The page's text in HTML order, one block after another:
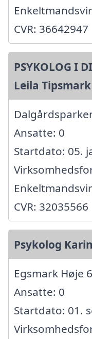
CVR: 36642947
PSYKOLOG I
Leila Tipsmark
Ansatte: 0
Startdato: 05.
CVR: 32035566
Psykolog
Egsmark Høje
Ansatte: 0
Startdato: 01.